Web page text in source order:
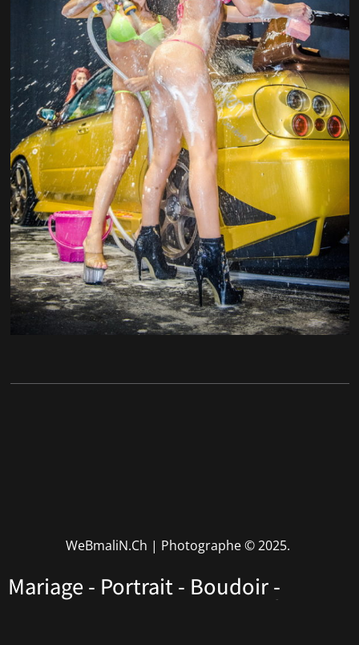
WeBmaliN.Ch | Photographe© 2025.
Mariage - Portrait - Boudoir -
Performers - Corporate • Rhône